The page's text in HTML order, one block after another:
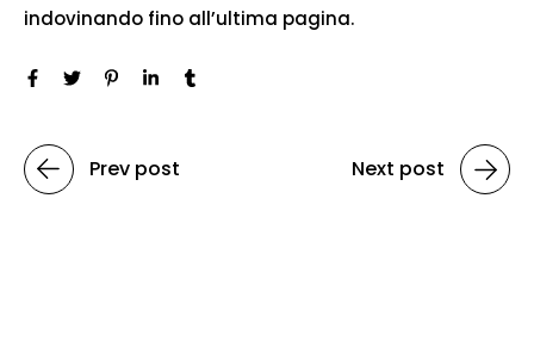
indovinando fino all’ultima pagina.
Prev post Next post